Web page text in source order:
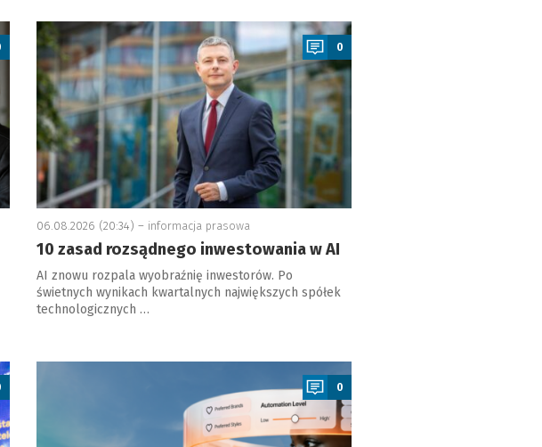
a
0
06.08.2026 (20:34) – informacja prasowa
10 zasad rozsądnego inwestowania w AI
AI znowu rozpala wyobraźnię inwestorów. Po
świetnych wynikach kwartalnych największych spółek
technologicznych …
a
0